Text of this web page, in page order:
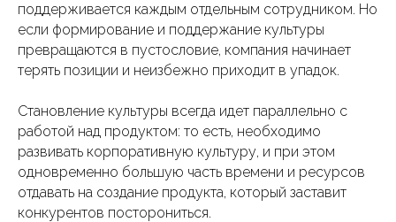
поддерживается каждым отдельным сотрудником. Но
если формирование и поддержание культуры
превращаются в пустословие, компания начинает
терять позиции и неизбежно приходит в упадок.
Становление культуры всегда идет параллельно с
работой над продуктом: то есть, необходимо
развивать корпоративную культуру, и при этом
одновременно большую часть времени и ресурсов
отдавать на создание продукта, который заставит
конкурентов посторониться.